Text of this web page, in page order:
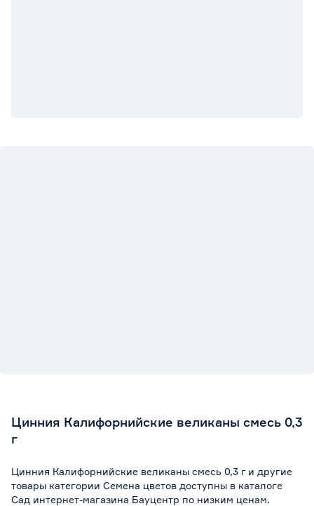
Цинния Калифорнийские великаны смесь 0,3
г
Цинния Калифорнийские великаны смесь 0,3 г и другие
товары категории Семена цветов доступны в каталоге
Сад интернет-магазина Бауцентр по низким ценам.